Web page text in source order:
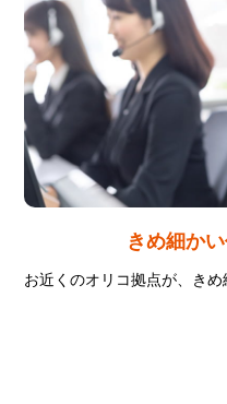
きめ細かい
お近くのオリコ拠点が、 き